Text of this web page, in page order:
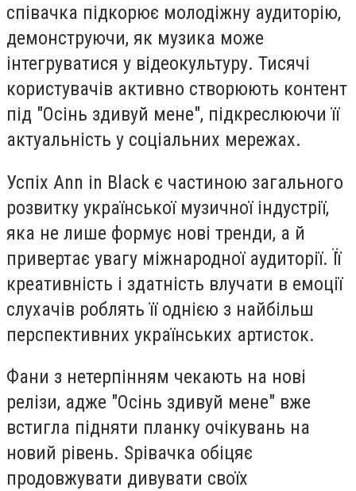
співачка підкорює молодіжну аудиторію,
демонструючи, як музика може
інтегруватися у відеокультуру. Тисячі
користувачів активно створюють контент
під "Осінь здивуй мене", підкреслюючи її
актуальність у соціальних мережах.
Успіх Ann in Black є частиною загального
розвитку української музичної індустрії,
яка не лише формує нові тренди, а й
привертає увагу міжнародної аудиторії. Її
креативність і здатність влучати в емоції
слухачів роблять її однією з найбільш
перспективних українських артисток.
Фани з нетерпінням чекають на нові
релізи, адже "Осінь здивуй мене" вже
встигла підняти планку очікувань на
новий рівень. Spівачка обіцяє
продовжувати дивувати своїх